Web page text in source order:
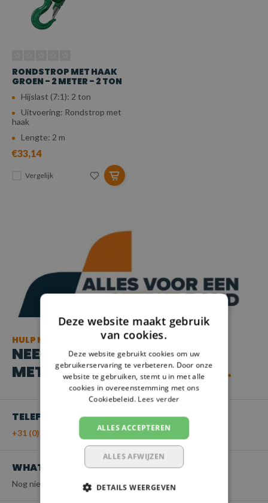
RONDSTROP MET HAAK
GROEN - 2 METER - 2 TON
Hijslast (7:1): 2 ton
Uitvoering: Rondstrop met
haak
Lengte: 2 m
€33,14
Vergelijk
HULP NODIG?
NEEM CONTACT OP
MET ONZE KLANTENSERVICE
TELEFOON
+31 (0)55 - 203 21 43
WHATSAPP
Nog niet beschikbaar
Deze website maakt gebruik
van cookies.
Deze website gebruikt cookies om uw
gebruikerservaring te verbeteren. Door onze
website te gebruiken, stemt u in met alle
cookies in overeenstemming met ons
Cookiebeleid. Lees verder
ALLES ACCEPTEREN
ALLES AFWIJZEN
DETAILS WEERGEVEN